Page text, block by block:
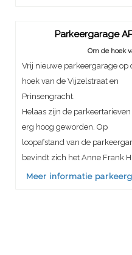
Parkeergarage
Om de hoek
Vrij nieuwe parkeergarage op
hoek van de Vijzelstraat en
Prinsengracht.
Helaas zijn de
erg hoog geworden. Op
loopafstand van de
bevindt zich het Anne Frank
Meer informatie